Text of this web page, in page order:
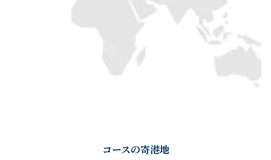
コースの寄港地